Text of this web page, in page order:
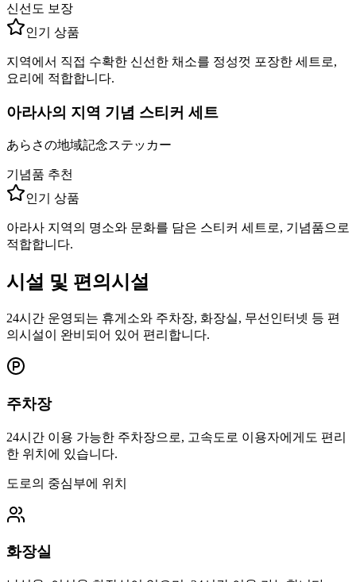
신선도 보장
인기 상품
지역에서 직접 수확한 신선한 채소를 정성껏 포장한 세트로,
요리에 적합합니다.
아라사의 지역 기념 스티커 세트
あらさの地域記念ステッカー
기념품 추천
인기 상품
아라사 지역의 명소와 문화를 담은 스티커 세트로, 기념품으로
적합합니다.
시설 및 편의시설
24시간 운영되는 휴게소와 주차장, 화장실, 무선인터넷 등 편
의시설이 완비되어 있어 편리합니다.
주차장
24시간 이용 가능한 주차장으로, 고속도로 이용자에게도 편리
한 위치에 있습니다.
도로의 중심부에 위치
화장실